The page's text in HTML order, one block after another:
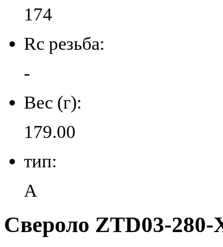
174
Rc резьба:
-
Вес (г):
179.00
тип:
A
Свероло ZTD03-